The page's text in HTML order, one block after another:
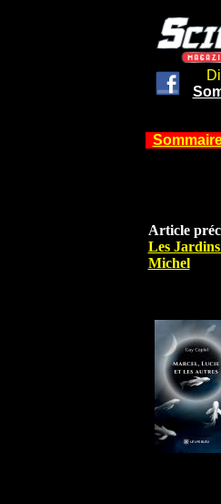
Article
Les
Michel